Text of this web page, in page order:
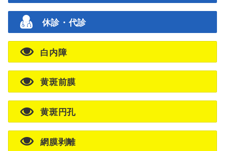
休診・代診
白内障
黄斑前膜
黄斑円孔
網膜剥離